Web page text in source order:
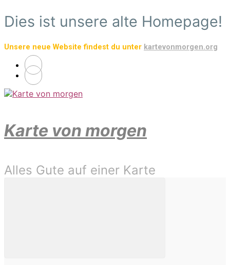
Zum
Hauptinhalt
Dies ist unsere alte Homepage!
Unsere neue Website findest du unter kartevonmorgen.org
Karte von morgen
Alles Gute auf einer Karte